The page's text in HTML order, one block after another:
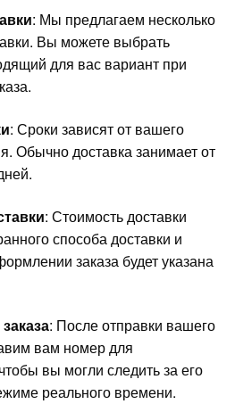
: Мы предлагаем несколько
Вы можете выбрать
для вас вариант при
: Сроки зависят от вашего
Обычно доставка занимает от
: Стоимость доставки
способа доставки и
заказа будет указана
: После отправки вашего
вам номер для
вы могли следить за его
реального времени.